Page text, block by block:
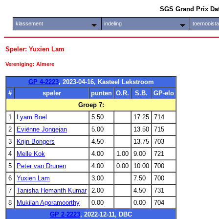
SGS Grand Prix
klassement indeling
Speler: Yuxien Lam
Vereniging: Almere
GP 4-2223, 2023-04-16, Kasteel Lekstroom
#
speler punten O.R. S.B.
GP-elo
Groep 7:
1
Lyam Boel 5.50 17.25
714
2
Eviënne Jongejan 5.00 13.50
715
3
Krijn Bongers 4.50 13.75
703
4
Melle Kok 4.00 1.00 9.00
721
5
Peter van Drunen 4.00 0.00 10.00
700
6
Yuxien Lam 3.00 7.50
700
7
Tanisha Hemanth Kumar 2.00 4.50
731
8
Mukilan Agoramoorthy 0.00 0.00
704
GP 2-2223, 2022-12-11, DBC